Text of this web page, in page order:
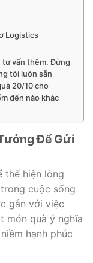
Logistics
tư vấn thêm. Đừng
tôi luôn sẵn
20/10 cho
đến nào khác
Để Gửi
thể hiện lòng
cuộc sống
gắn với việc
món quà ý nghĩa
hạnh phúc